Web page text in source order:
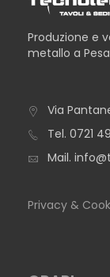
Produzione e
metallo a
Via
Tel. 0721
Mail.
Privacy &